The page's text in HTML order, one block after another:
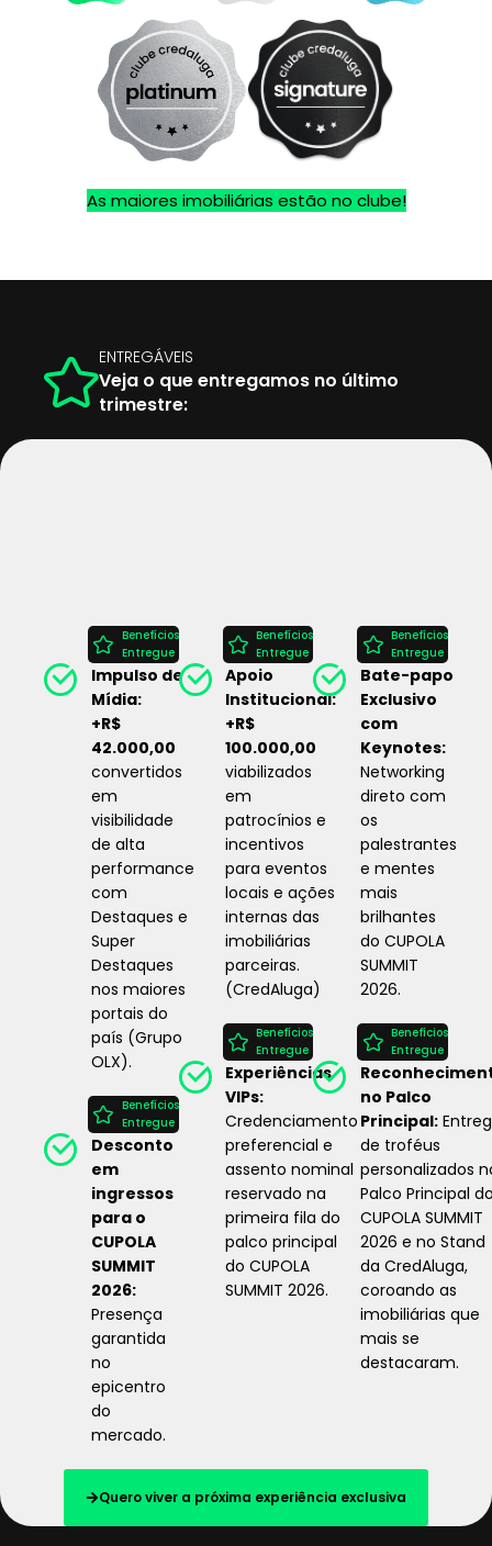
As maiores imobiliárias estão no clube!
ENTREGÁVEIS
Veja o que entregamos no último
trimestre:
Benefícios
Entregue
Impulso de
Mídia:
+R$
42.000,00
convertidos
em
visibilidade
de alta
performance
com
Destaques e
Super
Destaques
nos maiores
portais do
país (Grupo
OLX).
Benefícios
Entregue
Desconto
em
ingressos
para o
CUPOLA
SUMMIT
2026:
Presença
garantida
no
epicentro
do
mercado.
Benefícios
Entregue
Apoio
Institucional:
+R$
100.000,00
viabilizados
em
patrocínios e
incentivos
para eventos
locais e ações
internas das
imobiliárias
parceiras.
(CredAluga)
Benefícios
Entregue
Experiências
VIPs:
Credenciamento
preferencial e
assento nominal
reservado na
primeira fila do
palco principal
do CUPOLA
SUMMIT 2026.
Benefícios
Entregue
Bate-papo
Exclusivo
com
Keynotes:
Networking
direto com
os
palestrantes
e mentes
mais
brilhantes
do CUPOLA
SUMMIT
2026.
Benefícios
Entregue
no Palco
Principal:
de troféus
personalizados
Palco Principal
CUPOLA SUMMIT
2026 e no Stand
da CredAluga,
coroando as
imobiliárias que
mais se
destacaram.
Quero viver a próxima experiência exclusiva